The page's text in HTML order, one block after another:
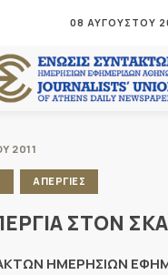
08 ΑΥΓΟΥΣΤΟΥ
2011
ΑΠΕΡΓΙΕΣ
ΣΤΟΝ
ΗΜΕΡΗΣΙΩΝ